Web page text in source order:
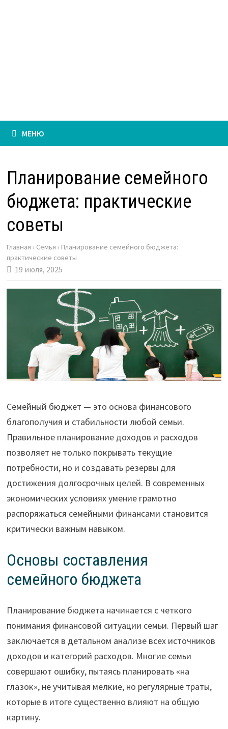
МЕНЮ
Планирование семейного
бюджета: практические
советы
Главная › Семья › Планирование семейного бюджета:
практические советы
19 июля, 2025
Семейный бюджет — это основа финансового
благополучия и стабильности любой семьи.
Правильное планирование доходов и расходов
позволяет не только покрывать текущие
потребности, но и создавать резервы для
достижения долгосрочных целей. В современных
экономических условиях умение грамотно
распоряжаться семейными финансами становится
критически важным навыком.
Основы составления
семейного бюджета
Планирование бюджета начинается с четкого
понимания финансовой ситуации семьи. Первый шаг
заключается в детальном анализе всех источников
доходов и категорий расходов. Многие семьи
совершают ошибку, пытаясь планировать «на
глазок», не учитывая мелкие, но регулярные траты,
которые в итоге существенно влияют на общую
картину.